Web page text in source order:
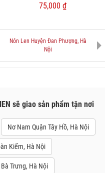
75,000 ₫
Nón Len Huyện Đan Phượng, Hà
Nội
sẽ giao sản phẩm tận nơi
Nơ Nam Quận Tây Hồ, Hà Nội
Kiếm, Hà Nội
Trưng, Hà Nội